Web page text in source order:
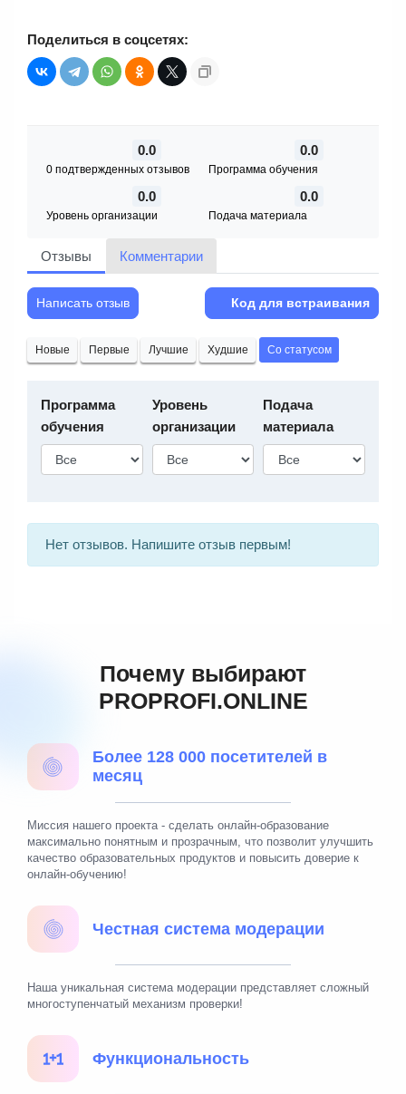
Поделиться в соцсетях:
0.0
0 подтвержденных отзывов
0.0
Программа обучения
0.0
Уровень организации
0.0
Подача материала
Отзывы Комментарии
Написать отзыв Код для встраивания
Новые Первые Лучшие Худшие Со статусом
Программа
обучения
Уровень
организации
Подача
материала
Нет отзывов. Напишите отзыв первым!
Почему выбирают
PROPROFI.ONLINE
Более 128 000 посетителей в
месяц
Миссия нашего проекта - сделать онлайн-образование
максимально понятным и прозрачным, что позволит улучшить
качество образовательных продуктов и повысить доверие к
онлайн-обучению!
Честная система модерации
Наша уникальная система модерации представляет сложный
многоступенчатый механизм проверки!
Функциональность